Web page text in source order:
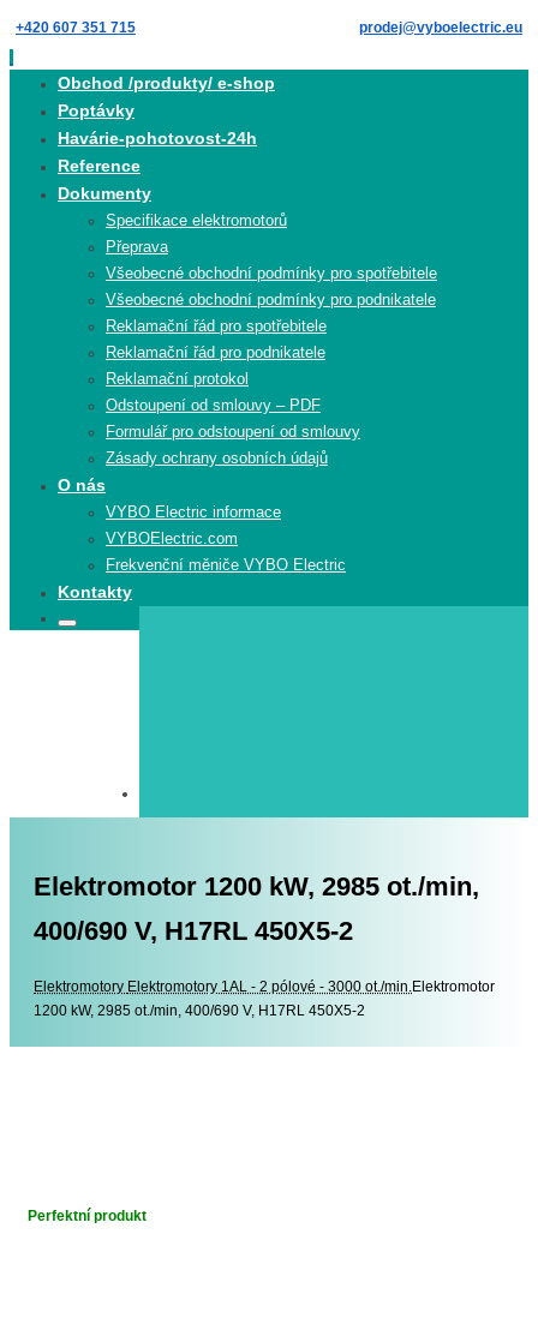
Skip
to
content
+420 607 351 715 prodej@vyboelectric.eu
Obchod /produkty/ e-shop
Poptávky
Havárie-pohotovost-24h
Reference
Dokumenty
Specifikace elektromotorů
Přeprava
Všeobecné obchodní podmínky pro spotřebitele
Všeobecné obchodní podmínky pro podnikatele
Reklamační řád pro spotřebitele
Reklamační řád pro podnikatele
Reklamační protokol
Odstoupení od smlouvy – PDF
Formulář pro odstoupení od smlouvy
Zásady ochrany osobních údajů
O nás
VYBO Electric informace
VYBOElectric.com
Frekvenční měniče VYBO Electric
Kontakty
Search
Search
Elektromotor 1200 kW, 2985 ot./min,
400/690 V, H17RL 450X5-2
Elektromotory Elektromotory
Elektromotory 1AL - 2 pólové - 3000 ot./min.Elektromotor
1200 kW, 2985 ot./min, 400/690 V, H17RL 450X5-2
Perfektní produkt